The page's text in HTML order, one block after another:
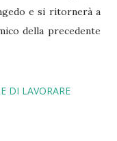
e si ritornerà a
della precedente
DI LAVORARE